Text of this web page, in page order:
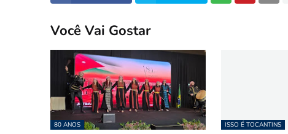
Você Vai Gostar
80 ANOS ISSO É TOCANTINS